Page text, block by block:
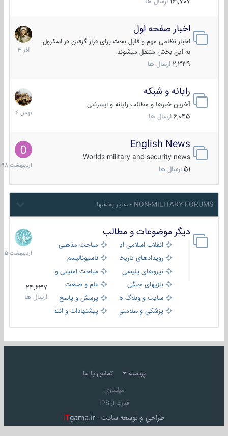
اخبار صفحه اول
اخبار نظامی مهم و قابل بحث برای قرار گرفتن در اسکرول
به این بخش منتقل میشوند.
2,339 ارسال ها
7
آذر
1403
رایانه و شبکه
آخرین خبرها و مطالب رایانه و اینترنتی
6,045 ارسال ها
30
بهمن
1404
English News
Worlds military and security news
51 ارسال ها
10
1398
NON-MILITARY FORUMS - سایر بخشها
دیگر موضوعات و مطالب
انقلاب اسلامی ایران
مباحث مذهبی
رویدادهای تاریخی و مذهبیناسیونالیسم
نیروهای پلیسی
مباحث امنیتی و اطلاعاتی
بازیهای جنگی
علم و صنعت
سایت و وبلاگ ها
پرسش و پاسخ
پزشکی و سلامتی
پیشنهادات و انتقادات
24,637
ارسال ها
8
1405
پوسته تماس با ما
میلیتاری
قدرت از IPS
طراحي و توسعه سايت - iTgama.ir